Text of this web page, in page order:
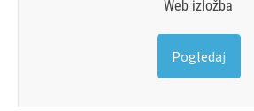
Web izložba
Pogledaj